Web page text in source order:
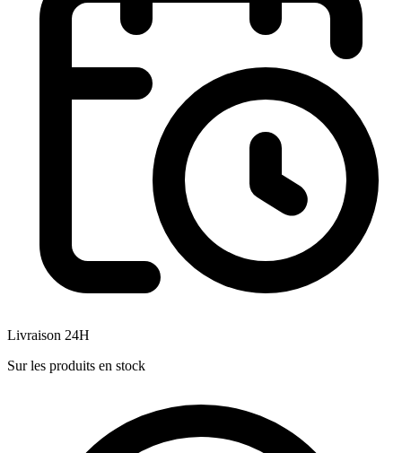
Livraison 24H
Sur les produits en stock